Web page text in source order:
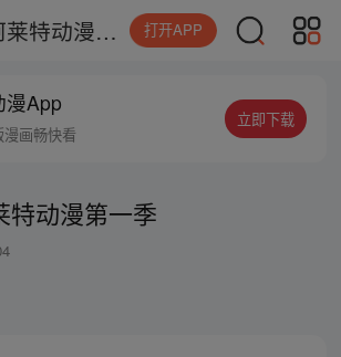
炼金术士柯莱特动漫第一季 打开APP
漫App
漫画畅快看
立即下载
特动漫第一季